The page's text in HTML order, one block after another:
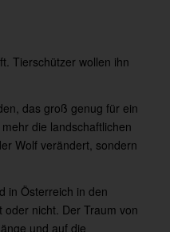
Tierschützer wollen ihn
das groß genug für ein
die landschaftlichen
Wolf verändert, sondern
in Österreich in den
nicht. Der Traum von
und auf die